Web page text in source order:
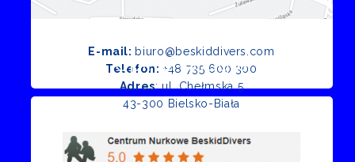
E-mail: biuro@beskiddivers.com
Telefon: +48 735 600 300
Adres: ul. Chełmska 5
43-300 Bielsko-Biała
Opinie Google